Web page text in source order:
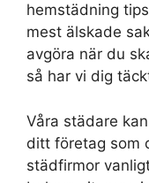
hemstädning
mest älskade
avgöra när du
så har vi dig
Våra städare
ditt företag som
städfirmor